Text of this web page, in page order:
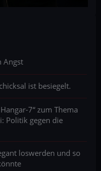
Angst
ist besiegelt.
7“ zum Thema
Politik gegen die
loswerden und so